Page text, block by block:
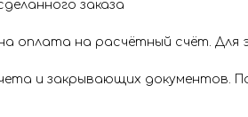
заказа
оплата на расчётный счёт.
и закрывающих